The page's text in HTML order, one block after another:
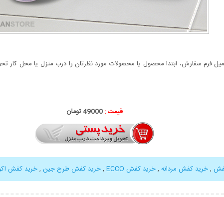
فرم سفارش، ابتدا محصول یا محصولات مورد نظرتان را درب منزل یا محل کار
قیمت :49000 تومان
,خرید کفش مردانه ,خرید کفش ECCO ,خرید کفش طرح جین ,خرید کفش